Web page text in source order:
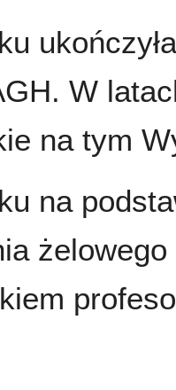
W
na tym
na